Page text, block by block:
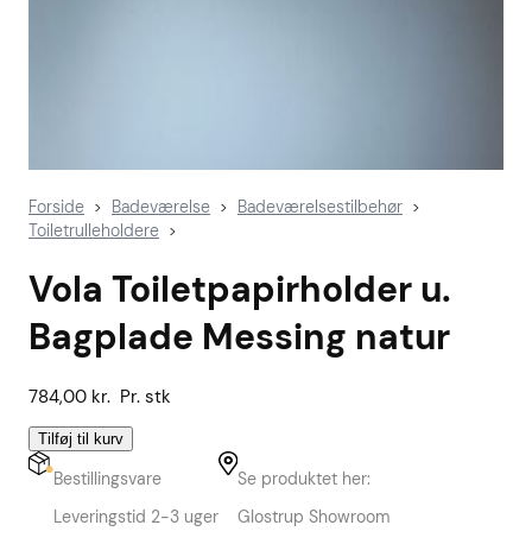
Forside > Badeværelse > Badeværelsestilbehør >
Toiletrulleholdere >
Vola Toiletpapirholder u.
Bagplade Messing natur
784,00 kr. Pr. stk
Tilføj til kurv
Bestillingsvare
Leveringstid 2-3 uger
Se produktet her:
Glostrup Showroom